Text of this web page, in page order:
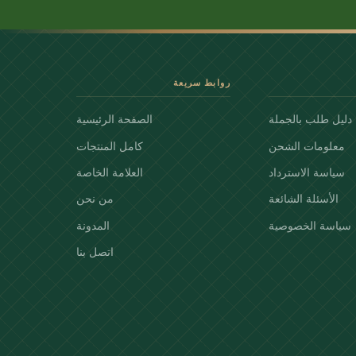
دليل طلب بالجملة
معلومات الشحن
سياسة الاسترداد
الأسئلة الشائعة
سياسة الخصوصية
روابط سريعة
الصفحة الرئيسية
كامل المنتجات
العلامة الخاصة
من نحن
المدونة
اتصل بنا